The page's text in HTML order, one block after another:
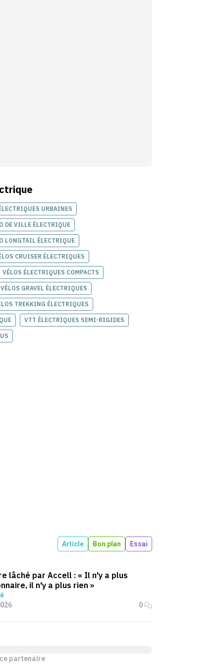
URBAINES
DE VILLE ÉLECTRIQUE
LONGTAIL ÉLECTRIQUE
CRUISER ÉLECTRIQUES
VÉLOS ÉLECTRIQUES COMPACTS
VÉLOS GRAVEL ÉLECTRIQUES
TREKKING ÉLECTRIQUES
VTT ÉLECTRIQUES SEMI-RIGIDES
Article Bon plan Essai
lâché par Accell : « Il n'y a plus
il n'y a plus rien »
0
partenaire